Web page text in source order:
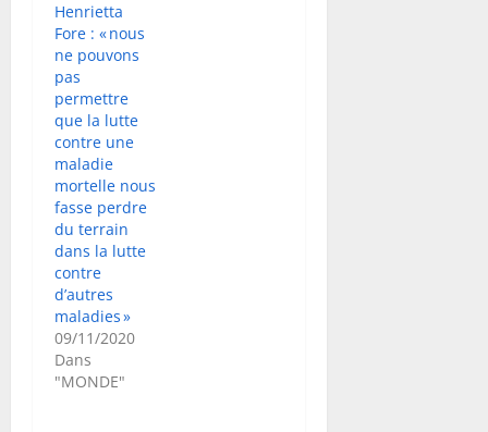
Henrietta
Fore : « nous
ne pouvons
pas
permettre
que la lutte
contre une
maladie
mortelle nous
fasse perdre
du terrain
dans la lutte
contre
d’autres
maladies »
09/11/2020
Dans
"MONDE"